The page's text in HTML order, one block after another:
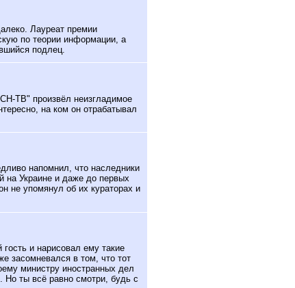
Лауреат премии
по теории информации, а
подлец.
ТВ" произвёл неизгладимое
на ком он отрабатывал
напомнил, что наследники
на Украине и даже до первых
не упомянул об их кураторах и
и нарисовал ему такие
засомневался в том, что тот
министру иностранных дел
Но ты всё равно смотри, будь с